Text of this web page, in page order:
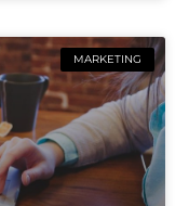
MARKETING